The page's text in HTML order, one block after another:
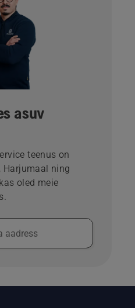
asuv
teenus on
Harjumaal ning
oled meie